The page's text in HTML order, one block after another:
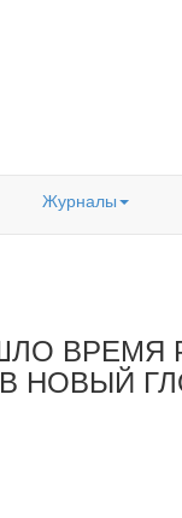
Журналы
ВРЕМЯ
НОВЫЙ